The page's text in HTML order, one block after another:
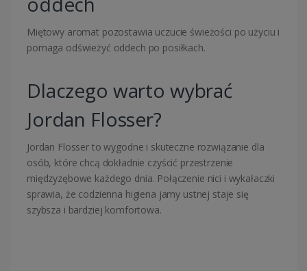
Miętowy aromat pozostawia uczucie świeżości po użyciu i
pomaga odświeżyć oddech po posiłkach.
Dlaczego warto wybrać
Jordan Flosser?
Jordan Flosser to wygodne i skuteczne rozwiązanie dla
osób, które chcą dokładnie czyścić przestrzenie
międzyzębowe każdego dnia. Połączenie nici i wykałaczki
sprawia, że codzienna higiena jamy ustnej staje się
szybsza i bardziej komfortowa.